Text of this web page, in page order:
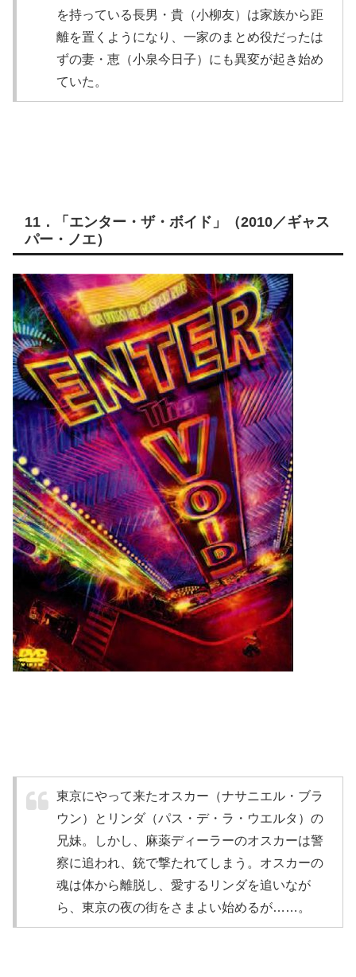
を持っている長男・貴（小柳友）は家族から距
離を置くようになり、一家のまとめ役だったは
ずの妻・恵（小泉今日子）にも異変が起き始め
ていた。
11．「エンター・ザ・ボイド」（2010／ギャス
パー・ノエ）
東京にやって来たオスカー（ナサニエル・ブラ
ウン）とリンダ（パス・デ・ラ・ウエルタ）の
兄妹。しかし、麻薬ディーラーのオスカーは警
察に追われ、銃で撃たれてしまう。オスカーの
魂は体から離脱し、愛するリンダを追いなが
ら、東京の夜の街をさまよい始めるが……。